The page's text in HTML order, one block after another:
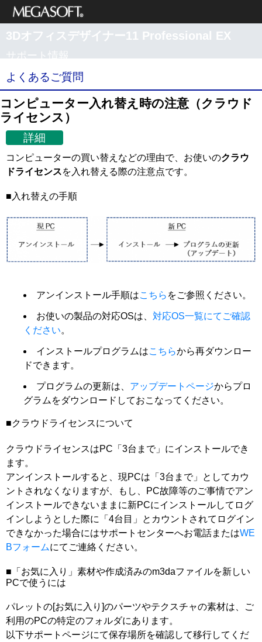
メガソフト株式
会社
3Dオフィスデザイナー11 Professional EX
サポート情報
よくあるご質問
コンピューター入れ替え時の注意（クラウド
ライセンス）
詳細
コンピューターの買い替えなどの理由で、お使いのクラウ
ドライセンスを入れ替える際の注意点です。
■入れ替えの手順
アンインストール手順はこちら をご参照ください。
お使いの製品の対応OSは、 対応OS一覧にてご確認
ください。
インストールプログラムはこちらから再ダウンロー
ドできます。
プログラムの更新は、 アップデートページからプロ
グラムをダウンロードしておこなってください。
■クラウドライセンスについて
クラウドライセンスはPC「3台まで」にインストールでき
ます。
アンインストールすると、現PCは「3台まで」としてカウ
ントされなくなりますが、もし、PC故障等のご事情でアン
インストールできないままに新PCにインストールしてログ
インしようとした際に「4台目」とカウントされてログイン
できなかった場合にはサポートセンターへお電話またはWE
Bフォームにてご連絡ください。
■「お気に入り」素材や作成済みのm3daファイルを新しい
PCで使うには
パレットの[お気に入り]のパーツやテクスチャの素材は、ご
利用のPCの特定のフォルダにあります。
以下サポートページにて保存場所を確認して移行してくだ